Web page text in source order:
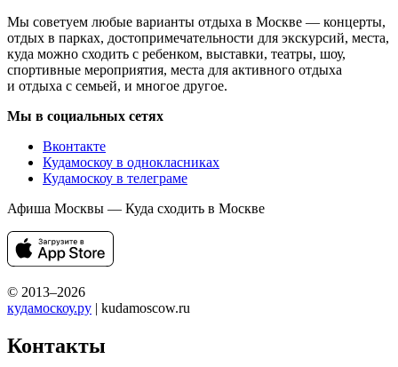
Мы советуем любые варианты отдыха в Москве — концерты,
отдых в парках, достопримечательности для экскурсий, места,
куда можно сходить с ребенком, выставки, театры, шоу,
спортивные мероприятия, места для активного отдыха
и отдыха с семьей, и многое другое.
Мы в социальных сетях
Вконтакте
Кудамоскоу в однокласниках
Кудамоскоу в телеграме
Афиша Москвы — Куда сходить в Москве
© 2013–2026
кудамоскоу.ру | kudamoscow.ru
Контакты